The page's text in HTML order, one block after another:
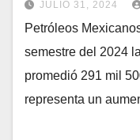
JULIO 31, 2024
Petróleos
semestre del 2024
promedió 291 mil
representa un